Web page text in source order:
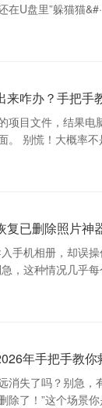
U盘里”躲猫猫
咋办？手把手
项目文件，结果
别慌！大概率不
已删除照片神
手机相册，却误
这种情况几乎每
年手把手教你
消失了吗？别急
了！”这个场景你